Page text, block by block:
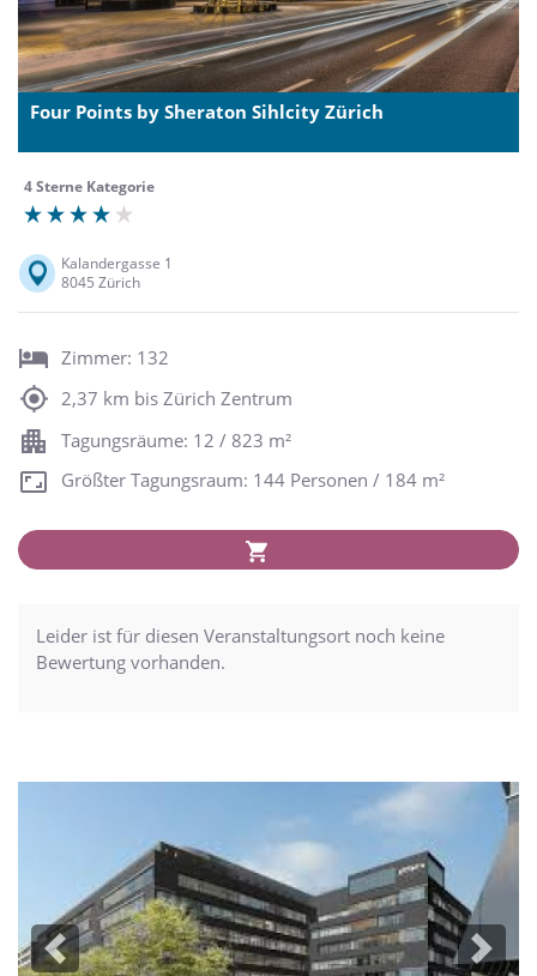
Four Points by Sheraton Sihlcity Zürich
4 Sterne Kategorie
Kalandergasse 1
8045 Zürich
Zimmer: 132
2,37 km bis Zürich Zentrum
Tagungsräume: 12 / 823 m²
Größter Tagungsraum: 144 Personen / 184 m²
Leider ist für diesen Veranstaltungsort noch keine
Bewertung vorhanden.
Previous Next